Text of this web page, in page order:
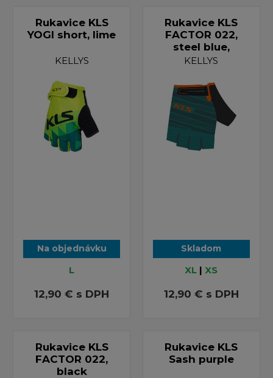
Rukavice KLS
YOGI short, lime
KELLYS
Na objednávku
L
12,90 € s DPH
Rukavice KLS
FACTOR 022,
steel blue,
KELLYS
Skladom
XL | XS
12,90 € s DPH
Rukavice KLS
FACTOR 022,
black
Rukavice KLS
Sash purple